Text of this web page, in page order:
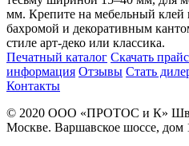
мм. Крепите на мебельный клей
бахромой и декоративным
стиле арт-деко или классика.
Печатный каталог Скачать
информация Отзывы Стать
Контакты
© 2020 ООО «ПРОТОС и К»
Москве. Варшавское шоссе, дом